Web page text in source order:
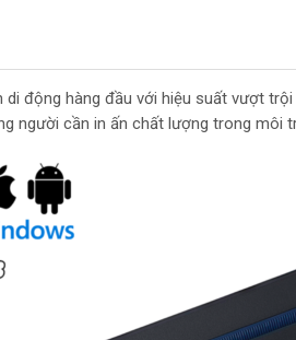
động hàng đầu với hiệu suất vượt
người cần in ấn chất lượng trong môi